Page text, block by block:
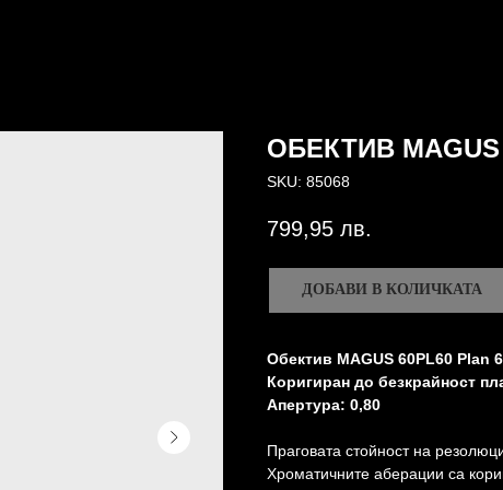
ОБЕКТИВ MAGUS
SKU: 85068
799,95 лв.
ДОБАВИ В КОЛИЧКАТА
Обектив MAGUS 60PL60 Plan
Коригиран до безкрайност
Апертура: 0,80
Праговата стойност на
Хроматичните аберации са